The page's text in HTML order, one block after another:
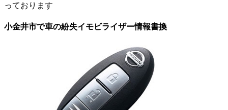
っております
小金井市で車の紛失イモビライザー情報書換